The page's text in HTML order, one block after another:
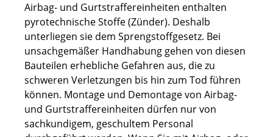
Airbag- und Gurtstraffereinheiten enthalten
pyrotechnische Stoffe (Zünder). Deshalb
unterliegen sie dem Sprengstoffgesetz. Bei
unsachgemäßer Handhabung gehen von diesen
Bauteilen erhebliche Gefahren aus, die zu
schweren Verletzungen bis hin zum Tod führen
können. Montage und Demontage von Airbag-
und Gurtstraffereinheiten dürfen nur von
sachkundigem, geschultem Personal